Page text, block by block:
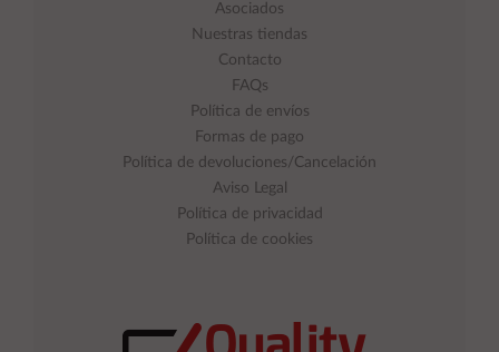
Asociados
Nuestras tiendas
Contacto
FAQs
Política de envíos
Formas de pago
Política de devoluciones/Cancelación
Aviso Legal
Política de privacidad
Política de cookies